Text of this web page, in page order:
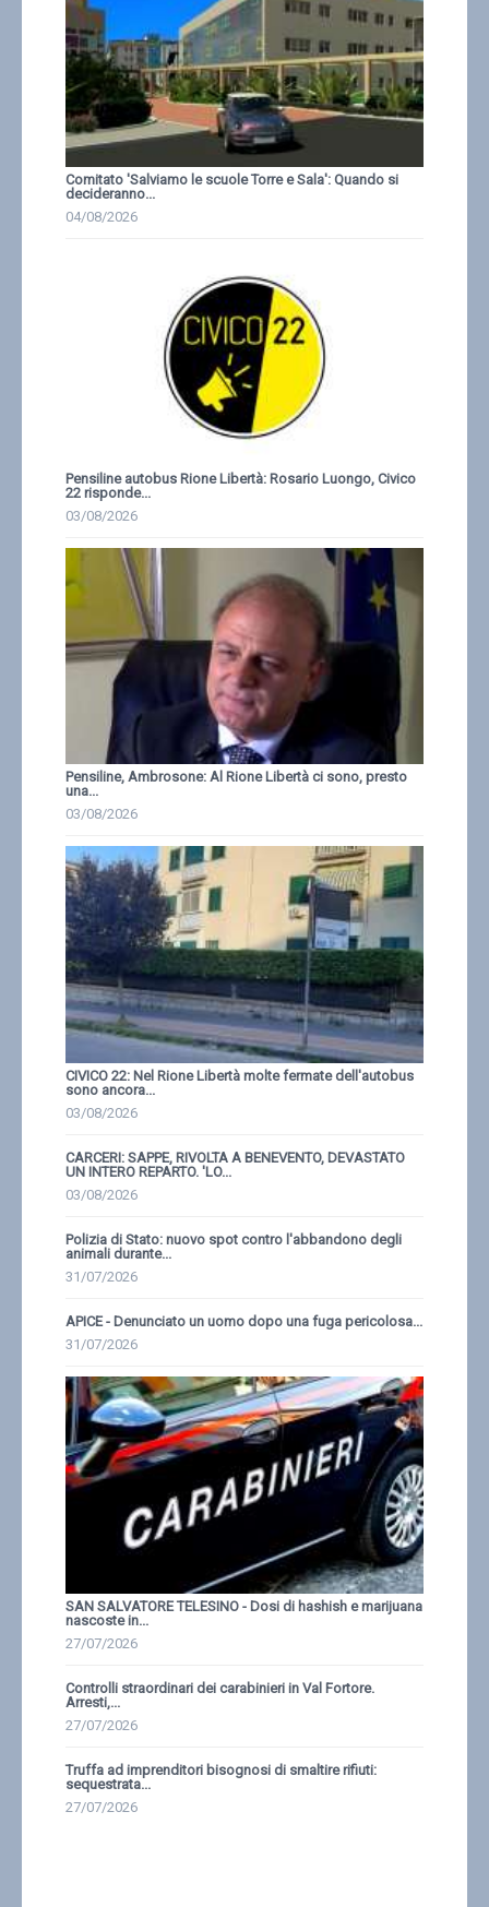
Comitato 'Salviamo le scuole Torre e Sala': Quando si
decideranno...
04/08/2026
Pensiline autobus Rione Libertà: Rosario Luongo, Civico
22 risponde...
03/08/2026
Pensiline, Ambrosone: Al Rione Libertà ci sono, presto
una...
03/08/2026
CIVICO 22: Nel Rione Libertà molte fermate dell'autobus
sono ancora...
03/08/2026
CARCERI: SAPPE, RIVOLTA A BENEVENTO, DEVASTATO
UN INTERO REPARTO. 'LO...
03/08/2026
Polizia di Stato: nuovo spot contro l'abbandono degli
animali durante...
31/07/2026
APICE - Denunciato un uomo dopo una fuga pericolosa...
31/07/2026
SAN SALVATORE TELESINO - Dosi di hashish e marijuana
nascoste in...
27/07/2026
Controlli straordinari dei carabinieri in Val Fortore.
Arresti,...
27/07/2026
Truffa ad imprenditori bisognosi di smaltire rifiuti:
sequestrata...
27/07/2026